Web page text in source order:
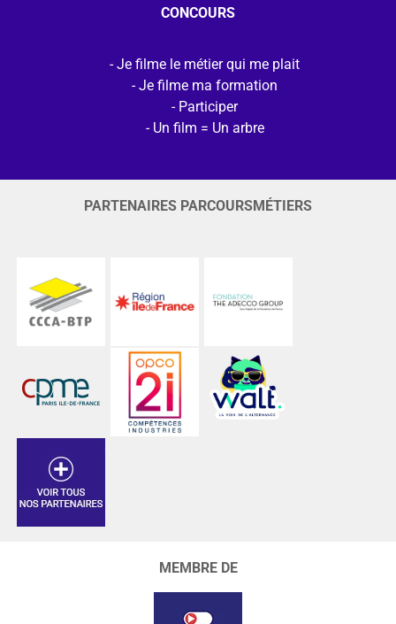
CONCOURS
Je filme le métier qui me plait
Je filme ma formation
Participer
Un film = Un arbre
PARTENAIRES PARCOURSMÉTIERS
MEMBRE DE